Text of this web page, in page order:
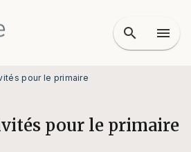
search menu
pour le primaire
pour le primaire